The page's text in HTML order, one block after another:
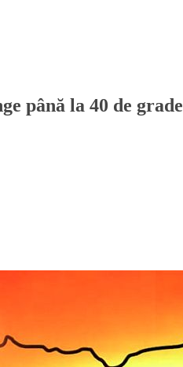
până la 40 de grade